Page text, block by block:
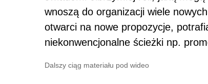
wnoszą do organizacji wiele
otwarci na nowe propozycje,
niekonwencjonalne ścieżki np.
Dalszy ciąg materiału pod wideo